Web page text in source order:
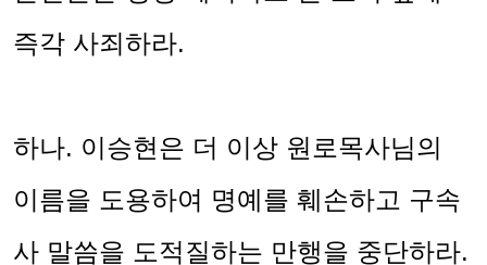
즉각 사죄하라.
하나. 이승현은 더 이상 원로목사님의
이름을 도용하여 명예를 훼손하고 구속
사 말씀을 도적질하는 만행을 중단하라.